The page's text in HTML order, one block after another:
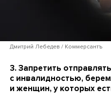
Дмитрий Лебедев / Коммерсантъ
3. Запретить
с инвалидностью,
и женщин, у которых